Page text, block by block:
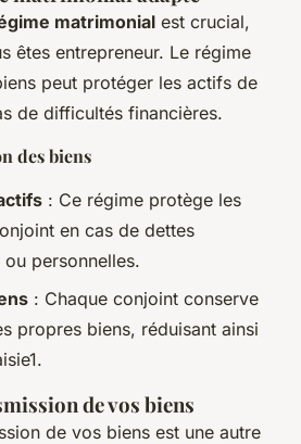
matrimonial est crucial,
êtes entrepreneur. Le régime
peut protéger les actifs de
de difficultés financières.
des biens
: Ce régime protège les
en cas de dettes
personnelles.
: Chaque conjoint conserve
propres biens, réduisant ainsi
de vos biens
de vos biens est une autre